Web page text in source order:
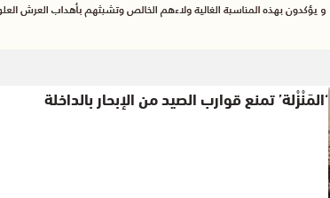
‘المَنْزْلة’ تمنع قوارب الصيد من الإبحار بالداخلة